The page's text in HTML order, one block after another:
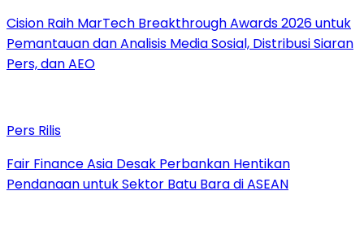
Cision Raih MarTech Breakthrough Awards 2026 untuk
Pemantauan dan Analisis Media Sosial, Distribusi Siaran
Pers, dan AEO
Pers Rilis
Fair Finance Asia Desak Perbankan Hentikan
Pendanaan untuk Sektor Batu Bara di ASEAN